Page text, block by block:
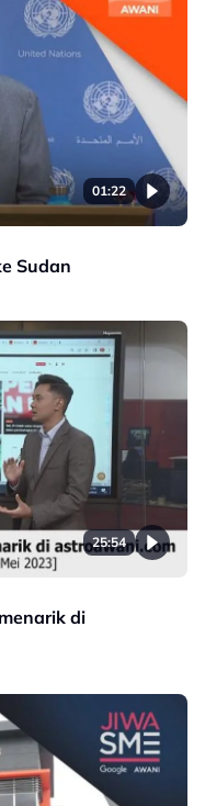
01:22
Sudan
25:54
di